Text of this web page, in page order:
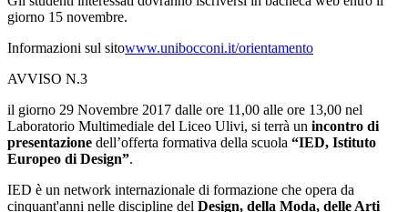
giorno 15 novembre.
Informazioni sul sitowww.unibocconi.it/orientamento
AVVISO N.3
il giorno 29 Novembre 2017 dalle ore 11,00 alle ore 13,00 nel
Laboratorio Multimediale del Liceo Ulivi, si terrà un incontro di
presentazione dell’offerta formativa della scuola “IED, Istituto
Europeo di Design”.
IED è un network internazionale di formazione che opera da
cinquant'anni nelle discipline del Design, della Moda, delle Arti